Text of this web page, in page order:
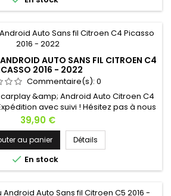
AUTO SANS FIL CITROEN C4
2016 - 2022
Commentaire(s): 0
&amp; Android Auto Citroen C4
avec suivi ! Hésitez pas à nous
si vous avez une question !
Prix
39,90 €
au panier Détails
 En stock